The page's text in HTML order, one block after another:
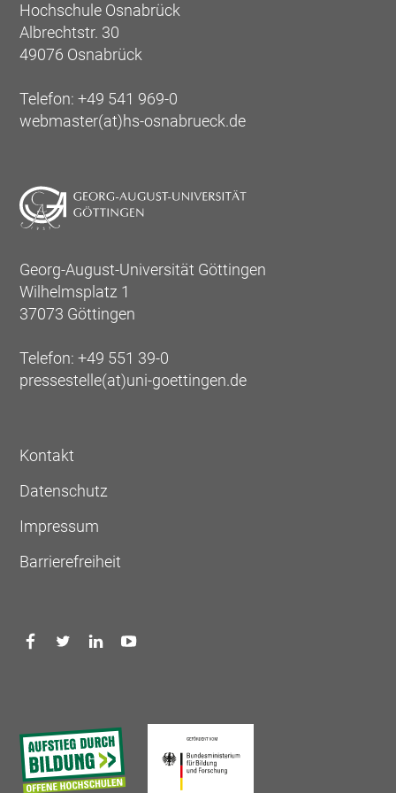
Hochschule Osnabrück
Albrechtstr. 30
49076 Osnabrück
Telefon: +49 541 969-0
webmaster(at)hs-osnabrueck.de
Georg-August-Universität Göttingen
Wilhelmsplatz 1
37073 Göttingen
Telefon: +49 551 39-0
pressestelle(at)uni-goettingen.de
Kontakt
Datenschutz
Impressum
Barrierefreiheit